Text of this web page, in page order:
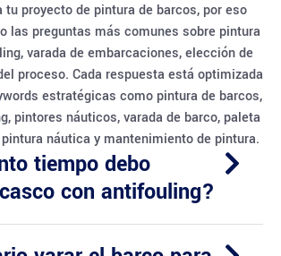
tu proyecto de pintura de barcos, por eso
las preguntas más comunes sobre pintura
varada de embarcaciones, elección de
proceso. Cada respuesta está optimizada
estratégicas como pintura de barcos,
pintores náuticos, varada de barco, paleta
náutica y mantenimiento de pintura.
tiempo debo
con antifouling?